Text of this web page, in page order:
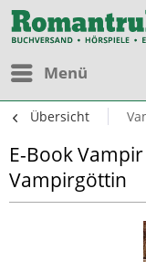
Menü
Übersicht
E-Book
Vampirgöttin